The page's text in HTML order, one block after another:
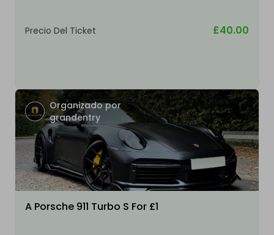
Precio Del Ticket £40.00
Organizado por
grandentry
A Porsche 911 Turbo S For £1